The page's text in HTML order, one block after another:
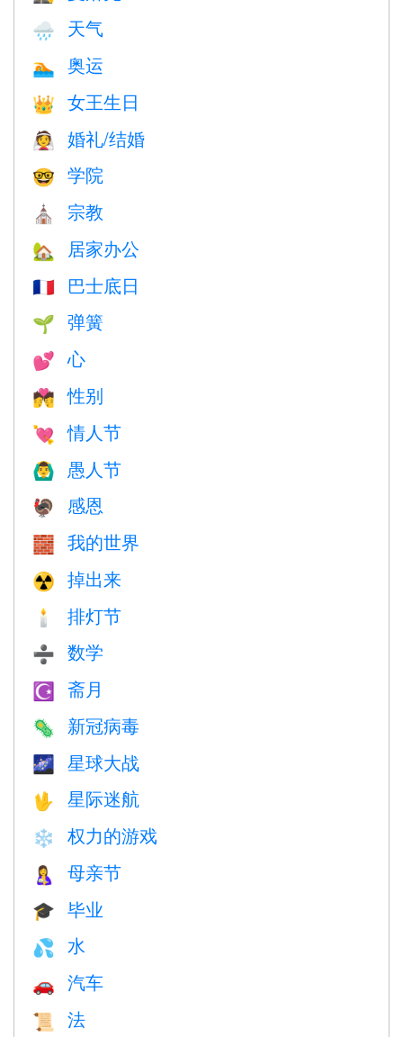
🌧 天气
🏊 奥运
👑 女王生日
👰 婚礼/结婚
🤓 学院
⛪️ 宗教
🏡 居家办公
🇫🇷 巴士底日
🌱 弹簧
💕 心
💏 性别
💘 情人节
🙆‍♂️ 愚人节
🦃 感恩
🧱 我的世界
☢️ 掉出来
🕯 排灯节
➗ 数学
☪️ 斋月
🦠 新冠病毒
🌌 星球大战
🖖 星际迷航
❄️ 权力的游戏
🤱 母亲节
🎓 毕业
💦 水
🚗 汽车
📜 法